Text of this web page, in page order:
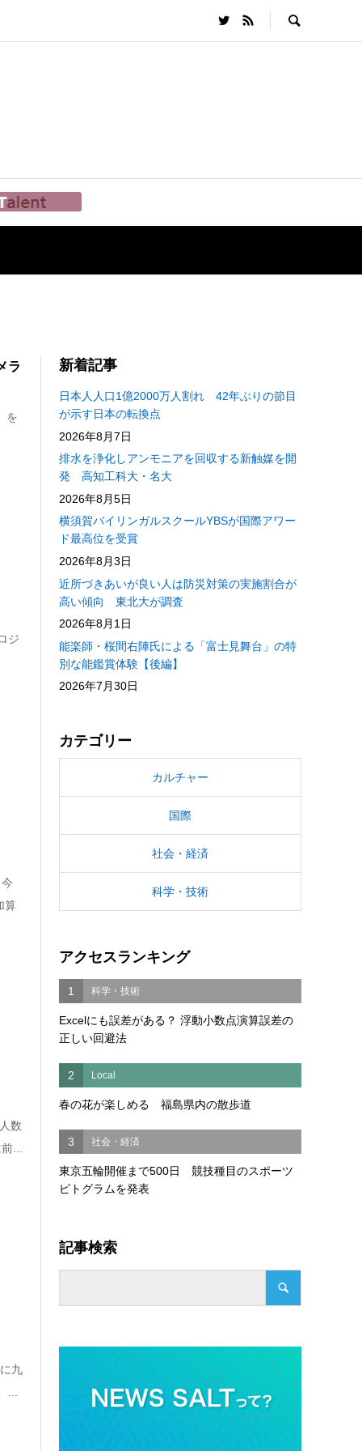
ラ
を
ジ
算
数
...
九
新着記事
日本人人口1億2000万人割れ 42年ぶりの節目
が示す日本の転換点
2026年8月7日
排水を浄化しアンモニアを回収する新触媒を開
発 高知工科大・名大
2026年8月5日
横須賀バイリンガルスクールYBSが国際アワー
ド最高位を受賞
2026年8月3日
近所づきあいが良い人は防災対策の実施割合が
高い傾向 東北大が調査
2026年8月1日
能楽師・桜間右陣氏による「富士見舞台」の特
別な能鑑賞体験【後編】
2026年7月30日
カテゴリー
カルチャー
国際
社会・経済
科学・技術
アクセスランキング
1 科学・技術
Excelにも誤差がある？ 浮動小数点演算誤差の
正しい回避法
2 Local
春の花が楽しめる 福島県内の散歩道
3 社会・経済
東京五輪開催まで500日 競技種目のスポーツ
ピトグラムを発表
記事検索